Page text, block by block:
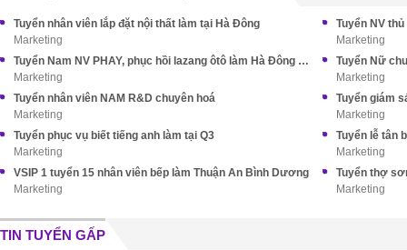
Tuyển nhân viên lắp đặt nội thất làm tại Hà Đông
Marketing
Tuyển NV
Marketing
Tuyển Nam NV PHAY, phục hồi lazang ôtô làm Hà Đông HN
Marketing
Tuyển Nữ
Marketing
Tuyển nhân viên NAM R&D chuyên hoá
Marketing
Tuyển giám
Marketing
Tuyển phục vụ biết tiếng anh làm tại Q3
Marketing
Tuyển lễ tân
Marketing
VSIP 1 tuyển 15 nhân viên bếp làm Thuận An Bình Dương
Marketing
Tuyển thợ
Marketing
TIN TUYỂN GẤP